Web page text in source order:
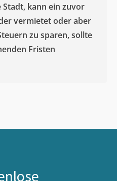
Stadt, kann ein zuvor
vermietet oder aber
zu sparen, sollte
Fristen